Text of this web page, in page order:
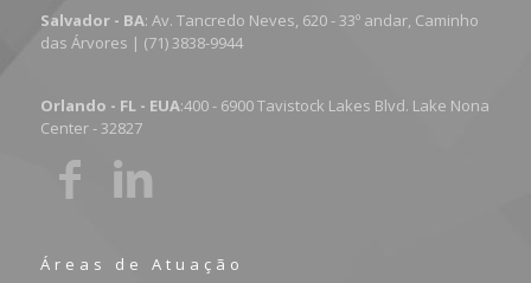
Salvador - BA: Av. Tancredo Neves, 620 - 33º andar, Caminho
das Árvores | (71) 3838-9944
Orlando - FL - EUA:400 - 6900 Tavistock Lakes Blvd. Lake Nona
Center - 32827
Áreas de Atuação